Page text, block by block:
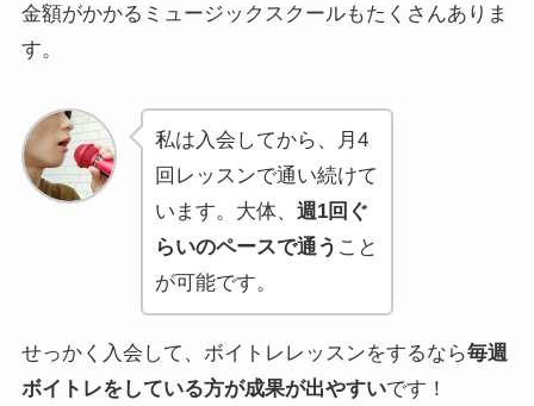
金額がかかるミュージックスクールもたくさんありま
す。
私は入会してから、月4
回レッスンで通い続けて
います。大体、 週1回ぐ
らいのペースで通う こと
が可能です。
せっかく入会して、ボイトレレッスンをするなら毎週
ボイトレをしている方が成果が出やすいです！